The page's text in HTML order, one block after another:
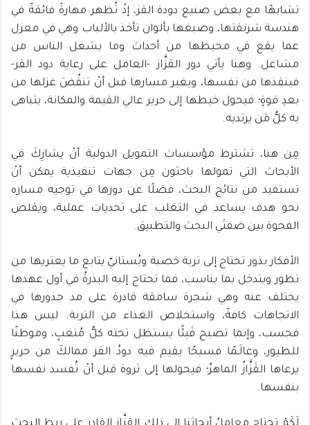
تشابهًا مع بعض صنيع دودة القز، إذْ تُظهر مهارةً فائقةً في
هندسة شرنقتها، وصبغها بألوان تأخذ بالألباب وهي في معزل
عما يقع في محيطها من أحداث وما يشغل الناس من
مشاغل. وهنا يأتي دور القزَّاز -العامل على رعاية دود القز-
فينقذها من نفسها، ويغير مسارها قبل أنْ تنقُضَ غزلها من
بعدِ قوةٍ؛ فيحول خيطها إلى حرير عالي القيمة والمكانة، يتباهى
به كلُّ مَن يرتديه.
مِن هنا، تشترط مؤسسات التمويل الدولية أنْ يشارِكَ في
الأبحاث التي تمولها باحثون مِن جهات تنفيذية يمكن أنْ
تستفيد من نتائج البحث، فضلًا عن دورها في توجيه مساره
نحو هدف يساعد في التغلب على تحديات عملية، ويقلص
الفجوة بين ضفتَي البحث والتطبيق.
الأفكار بذور تحتاج إلى تربة خصبة وبُستانيّ يتابع ما يعتريها من
تطور ويتدخل بما يناسب، فما تحتاج إليه البذرةُ في أول عهدها
يختلف عنه وهي شجرة سامقة قادرة على مد جذورها في
الاتجاهات كافةً، واستخلاص الغذاء من التربة. ليس هذا
فحسب، وإنما تصبح فَيئًا يستظل تحته كلُّ مُتعبٍ، وموطنًا
للطيور، وعالَـمًا فسيحًا يقيم فيه دودُ القز ممالكَ من حريرٍ
يرعاها القَزَّازُ الماهرُ؛ فيحولها إلى ثروة قبل أنْ تُفسد نفسها
بنفسها.